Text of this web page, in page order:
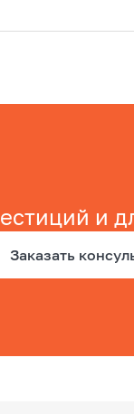
и
Заказать